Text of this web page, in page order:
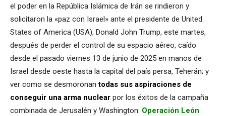
el poder en la República Islámica de Irán se rindieron y
solicitaron la «paz con Israel» ante el presidente de United
States of America (USA), Donald John Trump, este martes,
después de perder el control de su espacio aéreo, caído
desde el pasado viernes 13 de junio de 2025 en manos de
Israel desde oeste hasta la capital del país persa, Teherán; y
ver como se desmoronantodas sus aspiraciones de
conseguir una arma nuclear por los éxitos de la campaña
combinada de Jerusalén y Washington: Operación León